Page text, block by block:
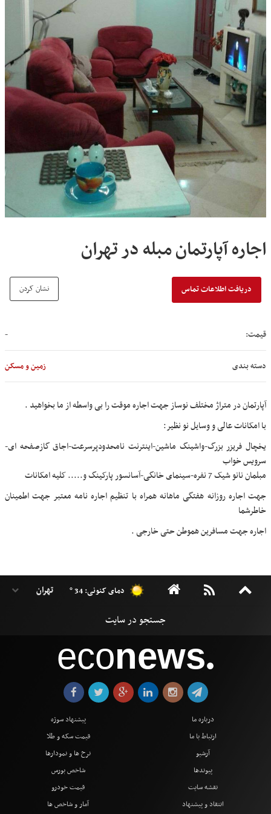
اجاره آپارتمان مبله در تهران
دریافت اطلاعات تماس نشان کردن
قیمت: -
دسته بندی زمین و مسکن
آپارتمان در متراژ مختلف نوساز جهت اجاره موقت را بی واسطه از ما بخواهید .
با امکانات عالی و وسایل نو نظیر:
یخچال فریزر بزرگ-واشینگ ماشین-اینترنت نامحدودپرسرعت-اجاق گازصفحه ای-
سرویس خواب
مبلمان نانو شیک 7 نفره-سینمای خانگی-آسانسور پارکینگ و..... کلیه امکانات
جهت اجاره روزانه هفتگی ماهانه همراه با تنظیم اجاره نامه معتبر جهت اطمینان
خاطرشما
اجاره جهت مسافرین هموطن حتی خارجی .
دمای کنونی: 34 °
econews●
درباره ما
ارتباط با ما
آرشیو
پیوندها
نقشه سایت
انتقاد و پیشنهاد
پیشنهاد سوژه
قیمت سکه و طلا
نرخ ها و نمودارها
شاخص بورس
قیمت خودرو
آمار و شاخص ها